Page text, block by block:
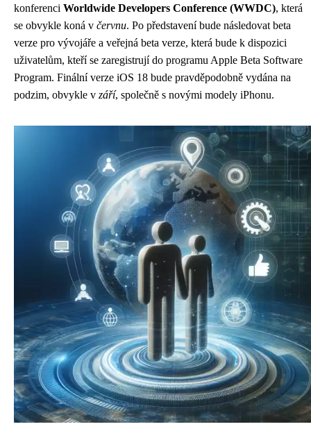
konferenci Worldwide Developers Conference (WWDC), která
se obvykle koná v červnu. Po představení bude následovat beta
verze pro vývojáře a veřejná beta verze, která bude k dispozici
uživatelům, kteří se zaregistrují do programu Apple Beta Software
Program. Finální verze iOS 18 bude pravděpodobně vydána na
podzim, obvykle v září, společně s novými modely iPhonu.